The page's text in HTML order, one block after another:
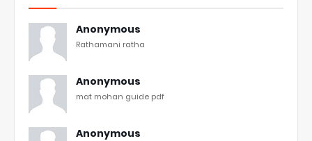
Anonymous
Rathamani ratha
Anonymous
mat mohan guide pdf
Anonymous